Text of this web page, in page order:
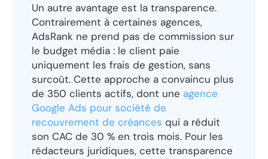
Un autre avantage est la transparence.
Contrairement à certaines agences,
AdsRank ne prend pas de commission sur
le budget média : le client paie
uniquement les frais de gestion, sans
surcoût. Cette approche a convaincu plus
de 350 clients actifs, dont une agence
Google Ads pour société de
recouvrement de créances qui a réduit
son CAC de 30 % en trois mois. Pour les
rédacteurs juridiques, cette transparence